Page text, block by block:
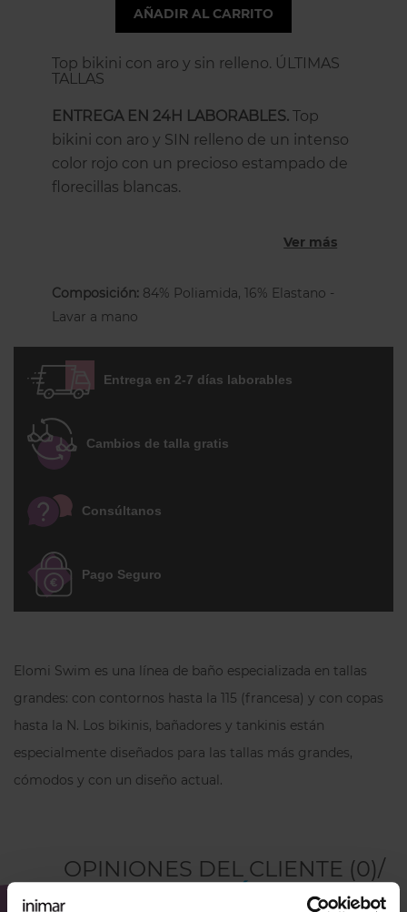
AÑADIR AL CARRITO
Top bikini con aro y sin relleno. ÚLTIMAS
TALLAS
ENTREGA EN 24H LABORABLES. Top
bikini con aro y SIN relleno de un intenso
color rojo con un precioso estampado de
florecillas blancas.
balconet más alto para envolver y recoger
lo eleva y lo centra reduciendo su
volumen visual sin aplastarlo.
Las copas tienen un forro interior de
resistente tul de baja elasticidad que
evita transparencias y garantiza una
sujeción perfecta. Este bikini tallas
grandes está hecho con Xtra Life LYCRA®
más resisitente al cloro y al sol. Las copas
garantizan una sujeción y un moldeado
línea del escote es más elástica para
adaptarse bien a todos los pechos.
Los tirantes se pueden regular en toda su
chimenea completamente forrada con
pechos grandes muy favorecedor y
refrescante.
Ver más
Composición: 84% Poliamida, 16% Elastano -
Lavar a mano
Entrega en 2-7 días laborables
Cambios de talla gratis
Consúltanos
Pago Seguro
Elomi Swim es una línea de baño especializada en tallas
grandes: con contornos hasta la 115 (francesa) y con copas
hasta la N. Los bikinis, bañadores y tankinis están
especialmente diseñados para las tallas más grandes,
cómodos y con un diseño actual.
OPINIONES DEL CLIENTE (0)/